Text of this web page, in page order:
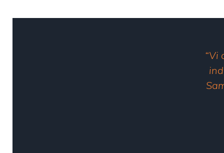
“Vi